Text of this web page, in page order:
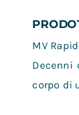
MV
Decenni
corpo di